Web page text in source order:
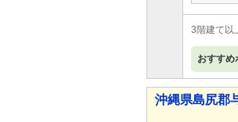
3階建て以
おすすめ
沖縄県島尻郡